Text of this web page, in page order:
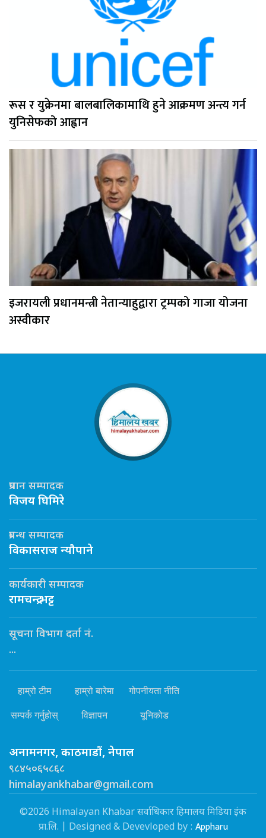
रूस र युक्रेनमा बालबालिकामाथि हुने आक्रमण अन्त्य गर्न
युनिसेफको आह्वान
इजरायली प्रधानमन्त्री नेतान्याहुद्वारा ट्रम्पको गाजा योजना
अस्वीकार
प्रधान सम्पादक
विजय घिमिरे
प्रबन्ध सम्पादक
विकासराज न्यौपाने
कार्यकारी सम्पादक
रामचन्द्र भट्ट
सूचना विभाग दर्ता नं.
...
हाम्रो टीम हाम्रो बारेमा गोपनीयता नीति
सम्पर्क गर्नुहोस् विज्ञापन यूनिकोड
अनामनगर, काठमाडौं, नेपाल
९८४५०६५८६८
himalayankhabar@gmail.com
©2026 Himalayan Khabar सर्वाधिकार हिमालय मिडिया इंक
प्रा.लि. | Designed & Devevloped by : Appharu